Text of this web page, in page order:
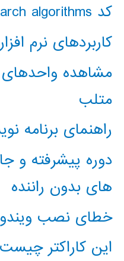
کد classical AI search algorithms
کاربردهای نرم
مشاهده واحدهای
متلب
راهنمای برنامه
دوره پیشرفته و
های بدون راننده
خطای نصب
این کاراکتر چیست؟